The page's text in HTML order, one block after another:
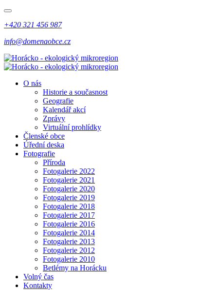
+420 321 456 987
info@domenaobce.cz
O nás
Historie a současnost
Geografie
Kalendář akcí
Zprávy
Virtuální prohlídky
Členské obce
Úřední deska
Fotografie
Příroda
Fotogalerie 2022
Fotogalerie 2021
Fotogalerie 2020
Fotogalerie 2019
Fotogalerie 2018
Fotogalerie 2017
Fotogalerie 2016
Fotogalerie 2014
Fotogalerie 2013
Fotogalerie 2012
Fotogalerie 2010
Betlémy na Horácku
Volný čas
Kontakty